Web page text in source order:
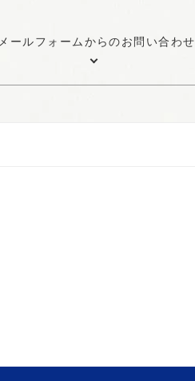
メールフォームからのお問い合わせ